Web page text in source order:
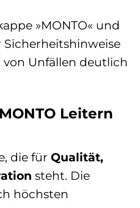
»MONTO« und
von Unfällen deutlich
Leitern
die für Qualität,
steht. Die
höchsten